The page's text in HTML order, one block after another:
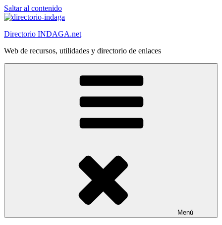
Saltar al contenido
Directorio INDAGA.net
Web de recursos, utilidades y directorio de enlaces
Menú